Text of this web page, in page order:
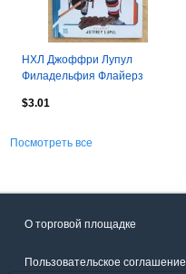
НХЛ Джоффри Лупул
Филадельфия Флайерз
автограф
$3.01
Посмотреть все
О торговой площадке
Пользовательское соглашение